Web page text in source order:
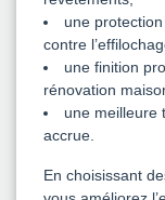
une
contre
une finition
rénovation
une meilleure
accrue.
En choisissant